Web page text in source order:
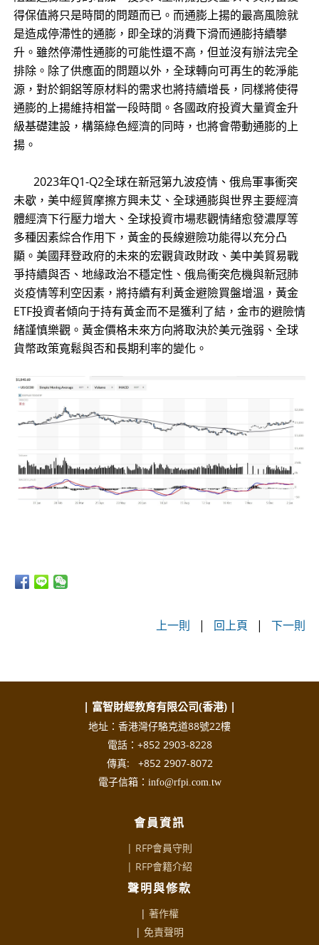
得保值將只是時間的問題而已。而通膨上揚的最高風險就
是造成停滯性的通膨，即全球的消費下滑而通膨持續攀
升。雖然停滯性通膨的可能性還不高，但並沒有辦法完全
排除。除了供應面的問題以外，全球轉向可再生的乾淨能
源，對於銅鋁等原材料的需求也將持續增長，同樣將使得
通膨的上揚維持相當一段時間。各國政府投資大量資金升
級基礎建設，構築綠色經濟的同時，也將會帶動通膨的上
揚。
2023年Q1-Q2全球在新冠第九波疫情、俄烏軍事衝突
未歇，美中經貿摩擦方興未艾、全球通膨與世界主要經濟
體經濟下行壓力增大、全球投資市場悲觀情緒愈發濃厚等
多種因素綜合作用下，黃金的長線避險功能得以充分凸
顯。美國拜登政府的未來的宏觀貨政財政、美中美貿易戰
爭持續與否、地緣政治不穩定性、俄烏衝突危機與新冠肺
炎疫情等利空因素，將持續有利黃金避險買盤增溫，黃金
ETF投資者傾向于持有黃金而不是獲利了結，金市的避險情
緒謹慎樂觀。黃金價格未來方向將取決於美元強弱、全球
貨幣政策寬鬆與否和長期利率的變化。
上一則 | 回上頁 |下一則
| 富智財經教育有限公司(香港) |
地址：香港灣仔駱克道88號22樓
電話：+852 2903-8228
傳真: +852 2907-8072
電子信箱：info@rfpi.com.tw
會員資訊
| RFP會員守則
| RFP會籍介紹
聲明與修款
| 著作權
| 免責聲明